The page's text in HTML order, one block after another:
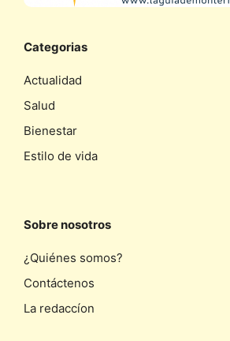
Categorias
Actualidad
Salud
Bienestar
Estilo de vida
Sobre nosotros
¿Quiénes somos?
Contáctenos
La redaccíon